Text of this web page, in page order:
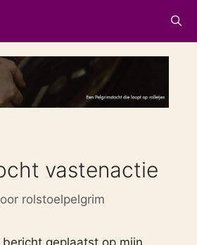
vastenactie
rolstoelpelgrim
geplaatst op mijn